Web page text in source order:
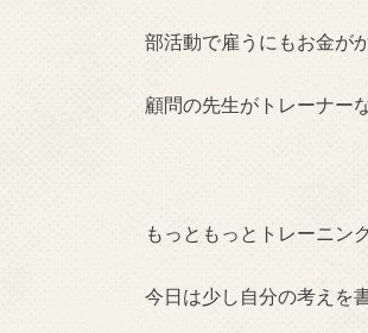
部活動で雇うにもお金が
顧問の先生がトレーナー
もっともっとトレーニン
今日は少し自分の考えを